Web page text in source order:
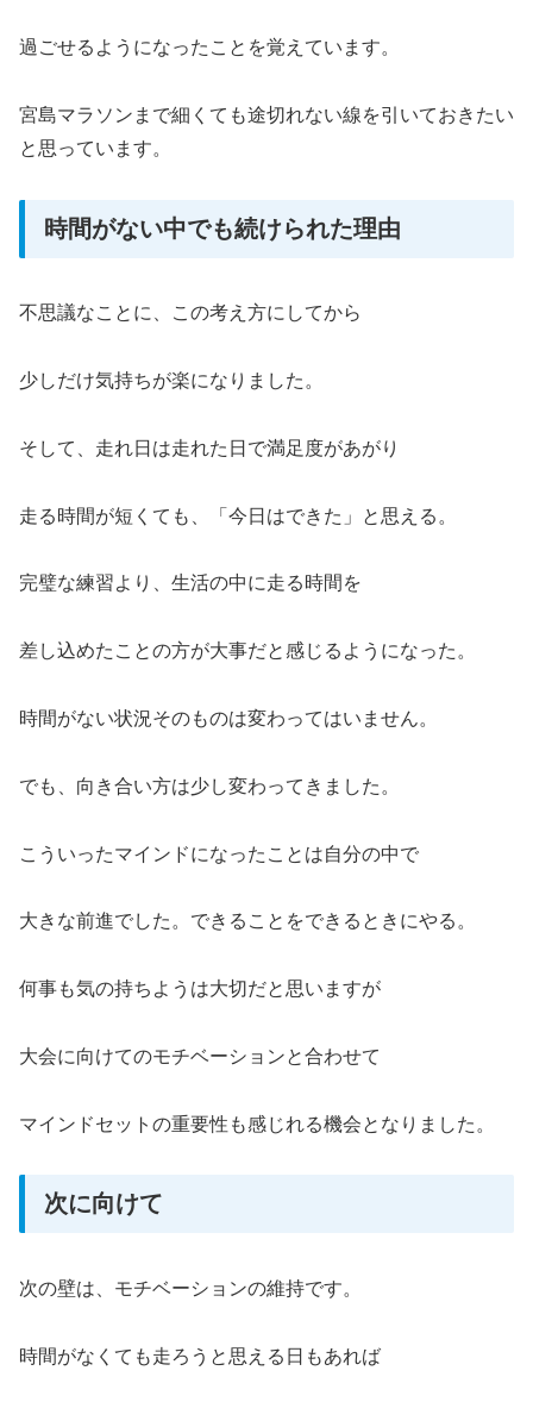
過ごせるようになったことを覚えています。
宮島マラソンまで細くても途切れない線を引いておきたい
と思っています。
時間がない中でも続けられた理由
不思議なことに、この考え方にしてから
少しだけ気持ちが楽になりました。
そして、走れ日は走れた日で満足度があがり
走る時間が短くても、「今日はできた」と思える。
完璧な練習より、生活の中に走る時間を
差し込めたことの方が大事だと感じるようになった。
時間がない状況そのものは変わってはいません。
でも、向き合い方は少し変わってきました。
こういったマインドになったことは自分の中で
大きな前進でした。できることをできるときにやる。
何事も気の持ちようは大切だと思いますが
大会に向けてのモチベーションと合わせて
マインドセットの重要性も感じれる機会となりました。
次に向けて
次の壁は、モチベーションの維持です。
時間がなくても走ろうと思える日もあれば